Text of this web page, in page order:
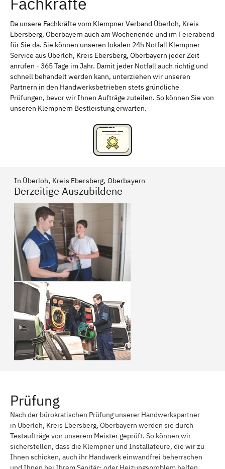
Schweinfurt Passau
Freising Rudelsdorf, Mittelfranken
Da unsere Fachkräfte vom Klempner Verband Überloh, Kreis
Ebersberg, Oberbayern auch am Wochenende und im Feierabend
für Sie da. Sie können unseren lokalen 24h Notfall Klempner
Service aus Überloh, Kreis Ebersberg, Oberbayern jeder Zeit
anrufen - 365 Tage im Jahr. Damit jeder Notfall auch richtig und
schnell behandelt werden kann, unterziehen wir unseren
Partnern in den Handwerksbetrieben stets gründliche
Prüfungen, bevor wir Ihnen Aufträge zuteilen. So können Sie von
unseren Klempnern Bestleistung erwarten.
In Überloh, Kreis Ebersberg, Oberbayern
Derzeitige Auszubildene
Prüfung
Nach der bürokratischen Prüfung unserer Handwerkspartner
in Überloh, Kreis Ebersberg, Oberbayern werden sie durch
Testaufträge von unserem Meister geprüft. So können wir
sicherstellen, dass die Klempner und Installateure, die wir zu
Ihnen schicken, auch ihr Handwerk einwandfrei beherrschen